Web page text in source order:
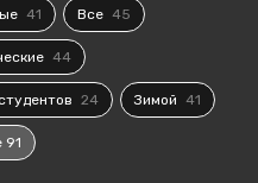
41 Все 45
44
24 Зимой 41
91